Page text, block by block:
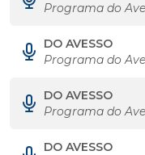
Programa do
DO AVESSO
Programa do
DO AVESSO
Programa do
DO AVESSO